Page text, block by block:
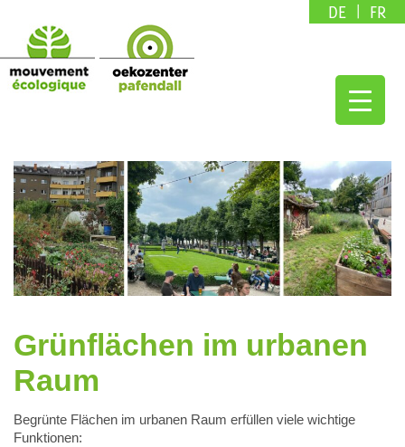
DE FR
Grünflächen im urbanen
Raum
Begrünte Flächen im urbanen Raum erfüllen viele wichtige
Funktionen: